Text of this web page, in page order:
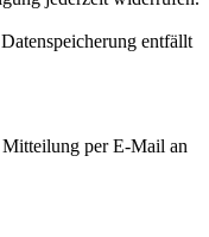
entfällt
per E-Mail an